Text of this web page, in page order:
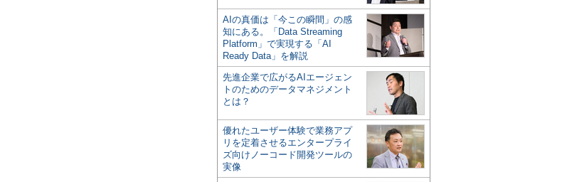
AIの真価は「今この瞬間」の感
知にある。「Data Streaming
Platform」で実現する「AI
Ready Data」を解説
先進企業で広がるAIエージェン
トのためのデータマネジメント
とは？
優れたユーザー体験で業務アプ
リを定着させるエンタープライ
ズ向けノーコード開発ツールの
実像